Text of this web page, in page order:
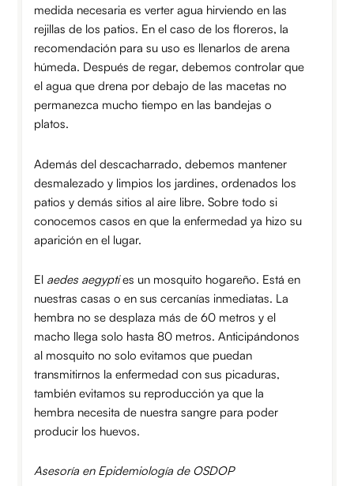
medida necesaria es verter agua hirviendo en las
rejillas de los patios. En el caso de los floreros, la
recomendación para su uso es llenarlos de arena
húmeda. Después de regar, debemos controlar que
el agua que drena por debajo de las macetas no
permanezca mucho tiempo en las bandejas o
platos.
Además del descacharrado, debemos mantener
desmalezado y limpios los jardines, ordenados los
patios y demás sitios al aire libre. Sobre todo si
conocemos casos en que la enfermedad ya hizo su
aparición en el lugar.
El aedes aegypties un mosquito hogareño. Está en
nuestras casas o en sus cercanías inmediatas. La
hembra no se desplaza más de 60 metros y el
macho llega solo hasta 80 metros. Anticipándonos
al mosquito no solo evitamos que puedan
transmitirnos la enfermedad con sus picaduras,
también evitamos su reproducción ya que la
hembra necesita de nuestra sangre para poder
producir los huevos.
Asesoría en Epidemiología de OSDOP